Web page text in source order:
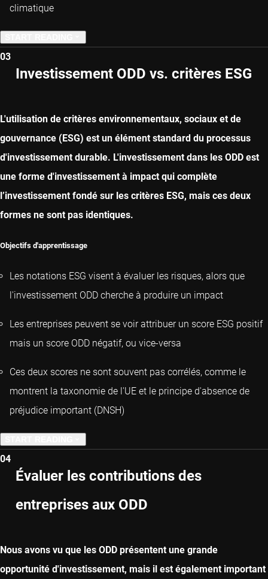
climatique
PREVIOUS CHAPTER
03
Investissement ODD vs. critères ESG
L'utilisation de critères environnementaux, sociaux et de
gouvernance (ESG) est un élément standard du processus
d'investissement durable. L'investissement dans les ODD est
une forme d'investissement à impact qui complète
l’investissement fondé sur les critères ESG, mais ces deux
formes ne sont pas identiques.
Objectifs d'apprentissage
Les notations ESG visent à évaluer les risques, alors que
l'investissement ODD cherche à produire un impact
Les entreprises peuvent se voir attribuer un score ESG positif
mais un score ODD négatif, ou vice-versa
Ces deux scores ne sont souvent pas corrélés, comme le
montrent la taxonomie de l'UE et le principe d'absence de
préjudice important (DNSH)
PREVIOUS CHAPTER
04
Évaluer les contributions des
entreprises aux ODD
Nous avons vu que les ODD présentent une grande
opportunité d'investissement, mais il est également important